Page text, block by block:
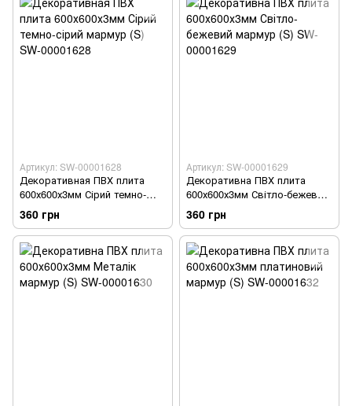
Артикул: SW-00001628
Декоративная ПВХ плита
600х600х3мм Сірий темно-
сірий мармур (S) SW-
00001628
360 грн
Артикул: SW-00001629
Декоративна ПВХ плита
600х600х3мм Світло-бежевий
мармур (S) SW-00001629
360 грн